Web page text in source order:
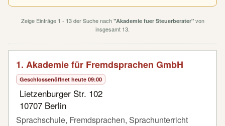
Zeige Einträge 1 - 13 der Suche nach "Akademie fuer Steuerberater"von
insgesamt 13.
1. Akademie für Fremdsprachen GmbH
Geschlossenöffnet heute 09:00
Lietzenburger Str. 102
10707 Berlin
Sprachschule, Fremdsprachen, Sprachunterricht